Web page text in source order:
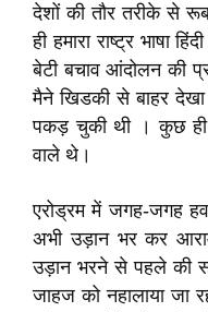
देशों की तौर तरीके से
ही हमारा राष्ट्र भाषा
बेटी बचाव आंदोलन की
मैने खिडकी से बाहर
पकड़ चुकी थी । कुछ ही
वाले थे।
एरोड्रम में जगह-जगह
अभी उड़ान भर कर
उड़ान भरने से पहले की
जाहज को नहालाया जा